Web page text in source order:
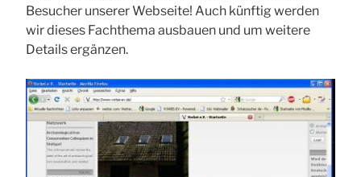
Besucher unserer Webseite! Auch künftig werden
wir dieses Fachthema ausbauen und um weitere
Details ergänzen.